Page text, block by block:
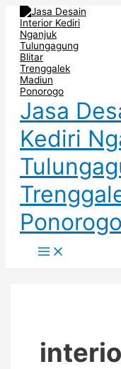
Skip
content
Jasa
Kediri
Ponorogo
Menu
Dapur
Berkonsep
Minimalis
Cocok
untuk
Hunian
Modern
Produk
Kitchen
Set
Terlaris
Desain
Minibar
Terbaru
–
Dijamin
Material
Tahan
Lama
Post
pagination